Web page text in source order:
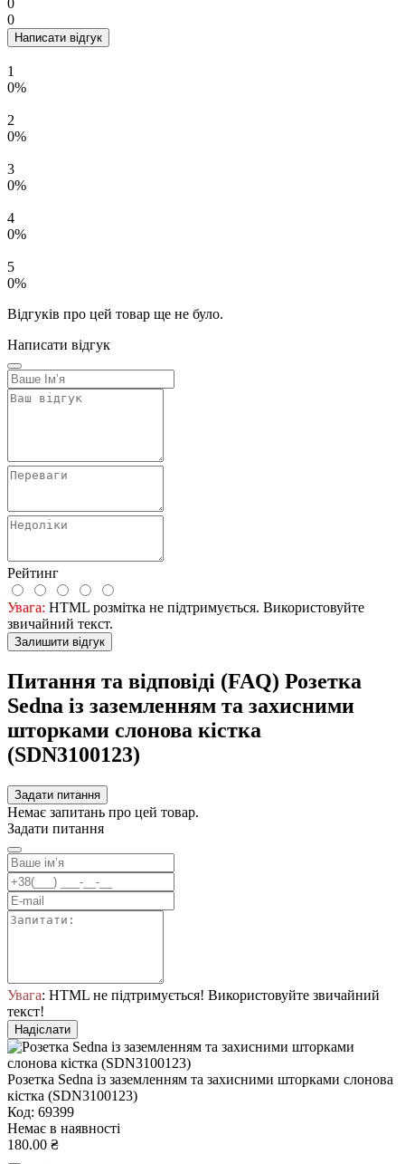
0
0
Написати відгук
1
0%
2
0%
3
0%
4
0%
5
0%
Відгуків про цей товар ще не було.
Написати відгук
Рейтинг
Увага: HTML розмітка не підтримується. Використовуйте
звичайний текст.
Залишити відгук
Питання та відповіді (FAQ) Розетка
Sedna із заземленням та захисними
шторками слонова кістка
(SDN3100123)
Задати питання
Немає запитань про цей товар.
Задати питання
Увага: HTML не підтримується! Використовуйте звичайний
текст!
Надіслати
Розетка Sedna із заземленням та захисними шторками слонова
кістка (SDN3100123)
Код: 69399
Немає в наявності
180.00 ₴